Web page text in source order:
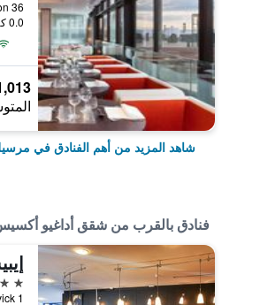
0.0 كيلومتر عن وسط المدينة
1,013
شاهد المزيد من أهم الفنادق في
فنادق بالقرب من شقق أداغيو
3 نجوم